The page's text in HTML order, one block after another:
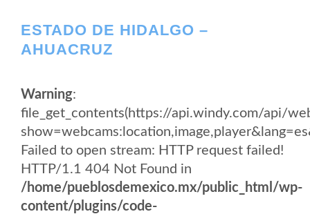
ESTADO DE HIDALGO –
AHUACRUZ
Warning:
file_get_contents(https://api.windy.com/api/
Failed to open stream: HTTP request failed!
HTTP/1.1 404 Not Found in
/home/pueblosdemexico.mx/public_html/wp-
content/plugins/code-